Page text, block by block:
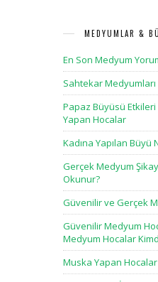
MEDYUMLAR &
En Son Medyum
Sahtekar Medyumları
Papaz Büyüsü
Yapan Hocalar
Kadına Yapılan Büyü
Gerçek Medyum
Okunur?
Güvenilir ve Gerçek
Güvenilir Medyum
Medyum Hocalar
Muska Yapan